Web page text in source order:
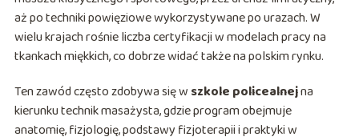
aż po techniki powięziowe wykorzystywane po urazach. W
wielu krajach rośnie liczba certyfikacji w modelach pracy na
tkankach miękkich, co dobrze widać także na polskim rynku.
Ten zawód często zdobywa się w szkole policealnejna
kierunku technik masażysta, gdzie program obejmuje
anatomię, fizjologię, podstawy fizjoterapii i praktyki w